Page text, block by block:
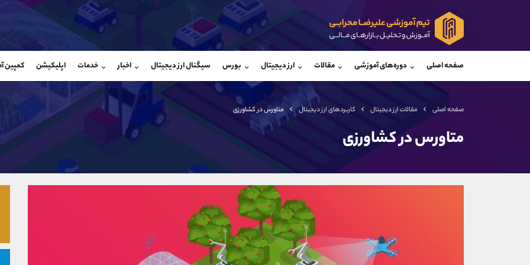
صفحه اصلی دوره‌های آموزشی مقالات ارز دیجیتال بورس سیگنال ارز دیجیتال اخبار خدمات اپلیکیشن کمپین
صفحه اصلی مقالات ارز دیجیتال کاربردهای ارز دیجیتال متاورس در کشاورزی
متاورس در کشاورزی
واتساپ
@Armteam_admin_103 تلگرام @Armteam_admin_33
داخلی 118 داخلی
(دفتر فروش)
تلفن